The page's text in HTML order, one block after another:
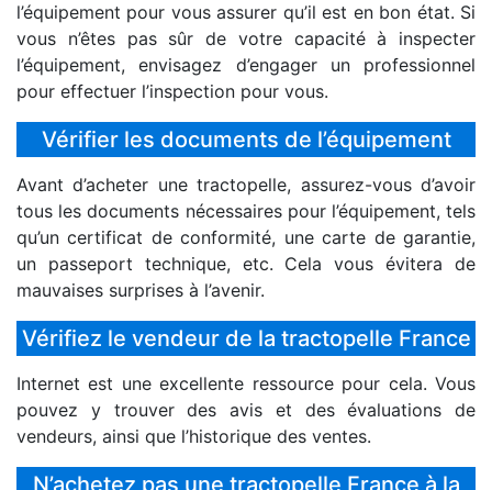
l’équipement pour vous assurer qu’il est en bon état. Si
vous n’êtes pas sûr de votre capacité à inspecter
l’équipement, envisagez d’engager un professionnel
pour effectuer l’inspection pour vous.
Vérifier les documents de l’équipement
Avant d’acheter une tractopelle, assurez-vous d’avoir
tous les documents nécessaires pour l’équipement, tels
qu’un certificat de conformité, une carte de garantie,
un passeport technique, etc. Cela vous évitera de
mauvaises surprises à l’avenir.
Vérifiez le vendeur de la tractopelle France
Internet est une excellente ressource pour cela. Vous
pouvez y trouver des avis et des évaluations de
vendeurs, ainsi que l’historique des ventes.
N’achetez pas une tractopelle France à la